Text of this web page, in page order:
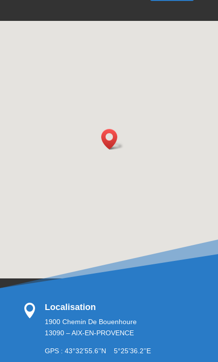
 Localisation
1900 Chemin De Bouenhoure
13090 – AIX-EN-PROVENCE
GPS : 43°32’55.6’’N 5°25’36.2’’E